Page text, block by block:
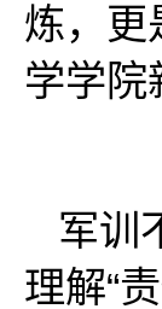
炼，更
学学院
军训
理解“